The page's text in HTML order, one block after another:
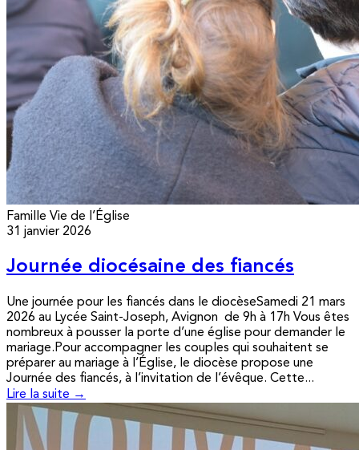
Famille Vie de l’Église
31 janvier 2026
Journée diocésaine des fiancés
Une journée pour les fiancés dans le diocèseSamedi 21 mars
2026 au Lycée Saint-Joseph, Avignon de 9h à 17h Vous êtes
nombreux à pousser la porte d’une église pour demander le
mariage.Pour accompagner les couples qui souhaitent se
préparer au mariage à l’Église, le diocèse propose une
Journée des fiancés, à l’invitation de l’évêque. Cette...
Lire la suite →